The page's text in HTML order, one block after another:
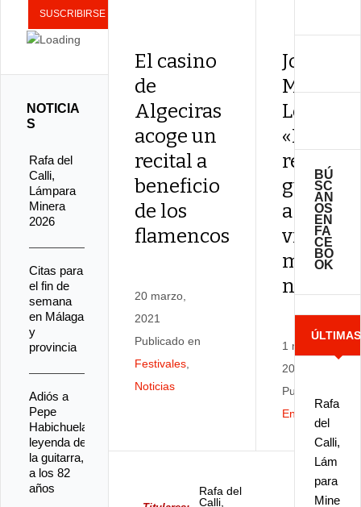
El casino
de
Algeciras
acoge un
recital a
beneficio
de los
flamencos
20 marzo,
2021
Publicado en
Festivales
Noticias
José
Manuel
León:
«Lo de
regalar
a niños
viene de
mi
niñez»
1 marzo,
2021
Publicado en
Entrevistas
Rafa del
Calli,
BÚ
SC
AN
OS
EN
FA
CE
BO
OK
ÚLTIMAS
Rafa
del
Calli,
Lám
para
Mine
NOTICIA
S
Rafa del
Calli,
Lámpara
Minera
2026
Citas para
el fin de
semana
en Málaga
y
provincia
Adiós a
Pepe
Habichuela,
leyenda de
la guitarra,
a los 82
años